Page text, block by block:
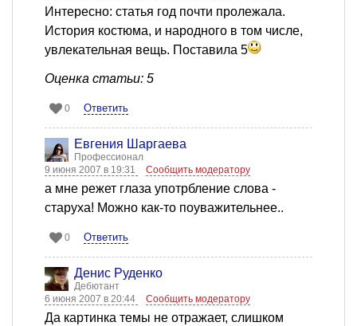
Интересно: статья год почти пролежала.
История костюма, и народного в том числе,
увлекательная вещь. Поставила 5
Оценка статьи: 5
0 Ответить
Евгения Шаргаева
Профессионал
9 июня 2007 в 19:31
Сообщить модератору
а мне режет глаза употрбление слова -
старуха! Можно как-то поуважительнее..
0 Ответить
Денис Руденко
Дебютант
6 июня 2007 в 20:44
Сообщить модератору
Да картинка темы не отражает, слишком